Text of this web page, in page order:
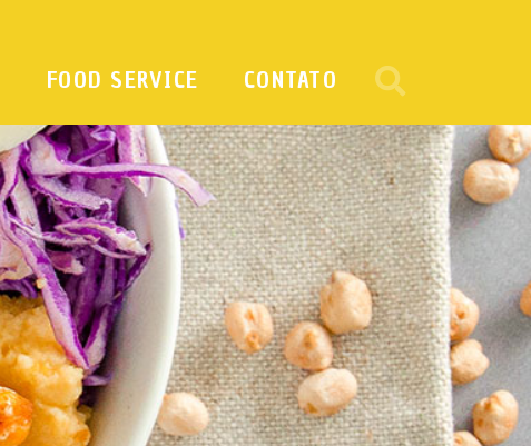
FOOD SERVICE CONTATO